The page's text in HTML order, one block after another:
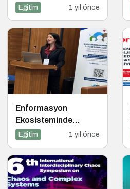
Medya ve Dergicilik
Eğitim 1 yıl önce
Enformasyon
Ekosisteminde
Dezenformasyon ve
Eğitim 1 yıl önce